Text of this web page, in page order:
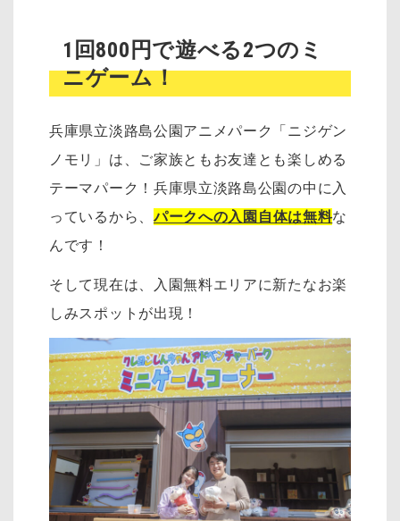
1回800円で遊べる2つのミ
ニゲーム！
兵庫県立淡路島公園アニメパーク「ニジゲン
ノモリ」は、ご家族ともお友達とも楽しめる
テーマパーク！兵庫県立淡路島公園の中に入
っているから、パークへの入園自体は無料な
んです！
そして現在は、入園無料エリアに新たなお楽
しみスポットが出現！